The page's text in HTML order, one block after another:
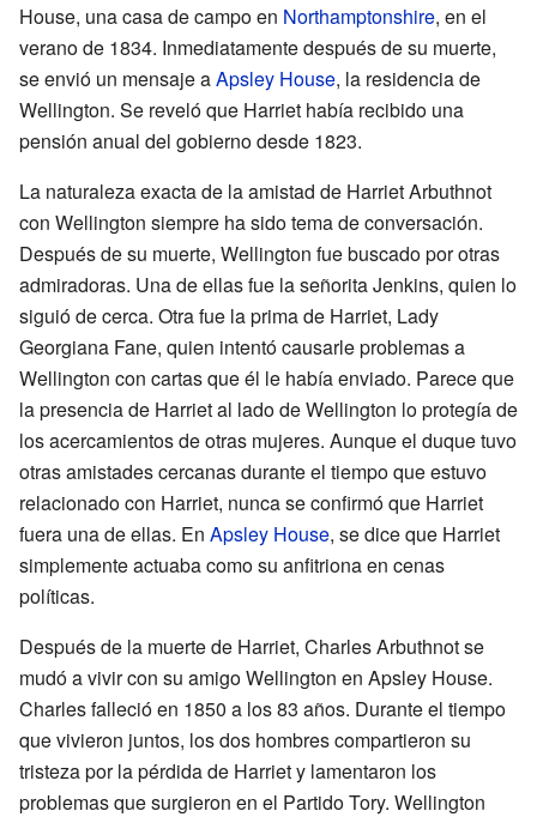
House, una casa de campo en Northamptonshire, en el
verano de 1834. Inmediatamente después de su muerte,
se envió un mensaje aApsley House, la residencia de
Wellington. Se reveló que Harriet había recibido una
pensión anual del gobierno desde 1823.
La naturaleza exacta de la amistad de Harriet Arbuthnot
con Wellington siempre ha sido tema de conversación.
Después de su muerte, Wellington fue buscado por otras
admiradoras. Una de ellas fue la señorita Jenkins, quien lo
siguió de cerca. Otra fue la prima de Harriet, Lady
Georgiana Fane, quien intentó causarle problemas a
Wellington con cartas que él le había enviado. Parece que
la presencia de Harriet al lado de Wellington lo protegía de
los acercamientos de otras mujeres. Aunque el duque tuvo
otras amistades cercanas durante el tiempo que estuvo
relacionado con Harriet, nunca se confirmó que Harriet
fuera una de ellas. En Apsley House, se dice que Harriet
simplemente actuaba como su anfitriona en cenas
políticas.
Después de la muerte de Harriet, Charles Arbuthnot se
mudó a vivir con su amigo Wellington en Apsley House.
Charles falleció en 1850 a los 83 años. Durante el tiempo
que vivieron juntos, los dos hombres compartieron su
tristeza por la pérdida de Harriet y lamentaron los
problemas que surgieron en el Partido Tory. Wellington